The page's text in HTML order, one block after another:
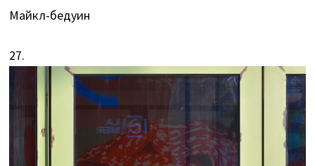
Майкл-бедуин
27.